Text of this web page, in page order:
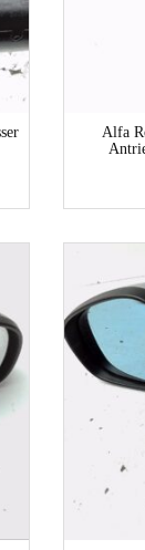
Alfa